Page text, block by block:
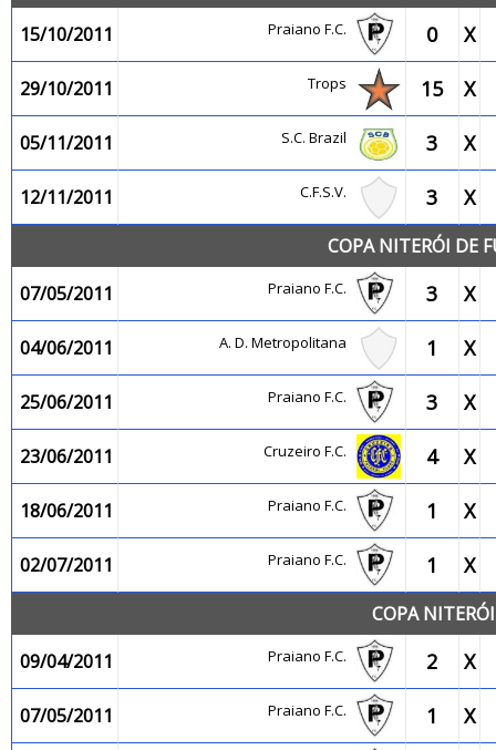
15/10/2011
Praiano F.C. 0 X
29/10/2011 Trops 15 X
05/11/2011 S.C. Brazil 3 X
12/11/2011 C.F.S.V. 3 X
COPA NITERÓI DE
07/05/2011
Praiano F.C. 3 X
04/06/2011 A. D. Metropolitana 1 X
25/06/2011 Praiano F.C. 3 X
23/06/2011 Cruzeiro F.C. 4 X
18/06/2011 Praiano F.C. 1 X
02/07/2011 Praiano F.C. 1 X
COPA
09/04/2011
Praiano F.C. 2 X
07/05/2011 Praiano F.C. 1 X